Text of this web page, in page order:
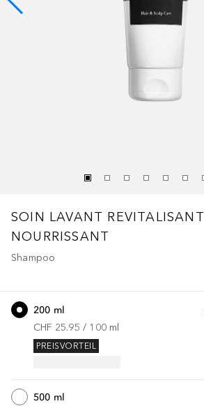
SOIN LAVANT REVITALISANT
NOURRISSANT
Shampoo
200 ml
CHF 25.95 / 100 ml
PREISVORTEIL
500 ml